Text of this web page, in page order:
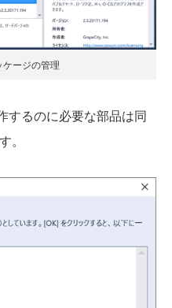
ージの管理
するのに必要な部品は同
。